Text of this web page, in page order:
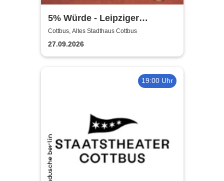
5% Würde - Leipziger
Pfeffermühle
Cottbus, Altes Stadthaus Cottbus
27.09.2026
19:00 Uhr